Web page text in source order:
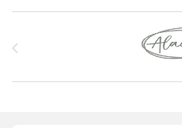
Marcas De Carrusel